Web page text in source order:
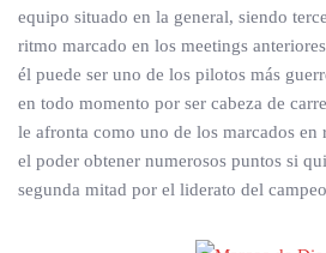
equipo situado en la general, siendo
ritmo marcado en los meetings
él puede ser uno de los pilotos más
en todo momento por ser cabeza de
le afronta como uno de los marcados en
el poder obtener numerosos puntos si
segunda mitad por el liderato del